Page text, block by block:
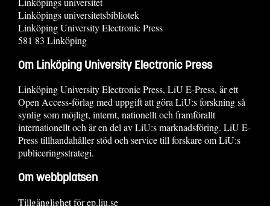
Linköpings universitetsbibliotek
Linköping University Electronic Press
581 83 Linköping
Om Linköping University Electronic Press
Linköping University Electronic Press, LiU E-Press, är ett
Open Access-förlag med uppgift att göra LiU:s forskning så
synlig som möjligt, internt, nationellt och framförallt
internationellt och är en del av LiU:s marknadsföring. LiU E-
Press tillhandahåller stöd och service till forskare om LiU:s
publiceringsstrategi.
Om webbplatsen
Tillgänglighet för ep.liu.se